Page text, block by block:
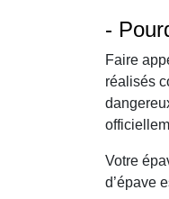
-
Faire
réalisés
Votre
d’épave